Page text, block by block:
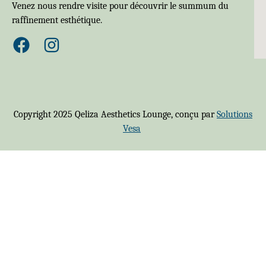
Venez nous rendre visite pour découvrir le summum du
raffinement esthétique.
Copyright 2025 Qeliza Aesthetics Lounge, conçu parSolutions
Vesa